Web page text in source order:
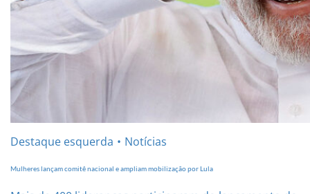
Destaque esquerda Notícias
Mulheres lançam comitê nacional e ampliam mobilização por Lula